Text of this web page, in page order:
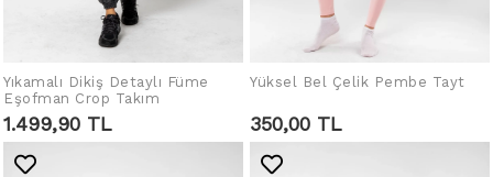
SEPETE EKLE
Yıkamalı Dikiş Detaylı Füme
Eşofman Crop Takım
1.499,90 TL
SEPETE EKLE
Yüksel Bel Çelik Pembe Tayt
350,00 TL